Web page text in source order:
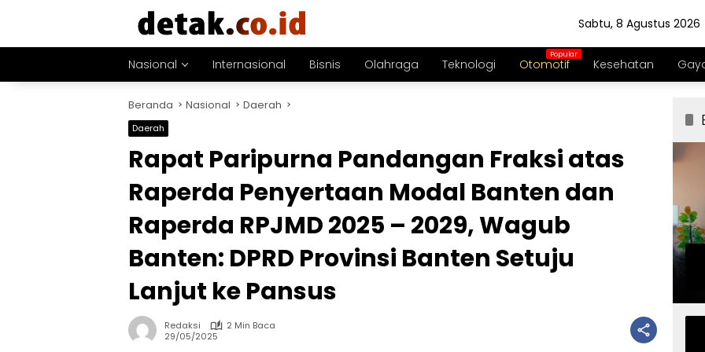
Sabtu, 8 Agustus 2026
Nasional Internasional Bisnis Olahraga Teknologi Otomotif Kesehatan
Beranda Nasional Daerah
Daerah
Rapat Paripurna Pandangan Fraksi atas
Raperda Penyertaan Modal Banten dan
Raperda RPJMD 2025 – 2029, Wagub
Banten: DPRD Provinsi Banten Setuju
Lanjut ke Pansus
Redaksi
2 Min Baca
29/05/2025